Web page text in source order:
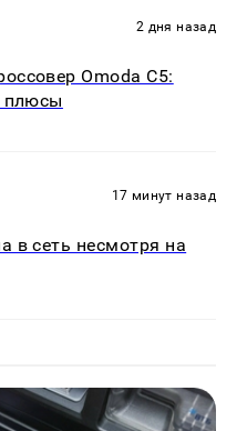
2 дня назад
Omoda C5:
плюсы
17 минут назад
в сеть несмотря на